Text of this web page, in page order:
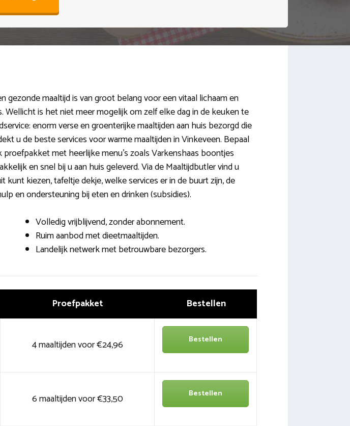
maaltijd is van groot belang voor een vitaal lichaam en
Wellicht is het niet meer mogelijk om zelf elke dag in de keuken te
enorm verse en groenterijke maaltijden aan huis bezorgd die
u de beste services voor warme maaltijden in Vinkeveen. Bepaal
met heerlijke menu’s zoals Varkenshaas boontjes
en snel bij u aan huis geleverd. Via de Maaltijdbutler vind u
kiezen, tafeltje dekje, welke services er in de buurt zijn, de
en ondersteuning bij eten en drinken (subsidies).
Volledig vrijblijvend, zonder abonnement.
Ruim aanbod met dieetmaaltijden.
Landelijk netwerk met betrouwbare bezorgers.
Proefpakket Bestellen
4 maaltijden voor €24,96 Bestellen
6 maaltijden voor €33,50 Bestellen